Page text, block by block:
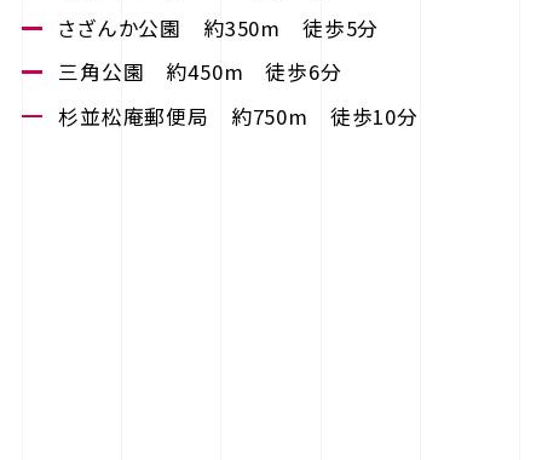
さざんか公園 約350m 徒歩5分
三角公園 約450m 徒歩6分
杉並松庵郵便局 約750m 徒歩10分